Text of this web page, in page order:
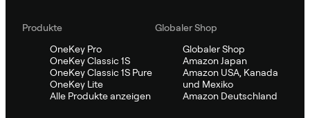
Produkte
OneKey Pro
OneKey Classic 1S
OneKey Classic 1S Pure
OneKey Lite
Alle Produkte anzeigen
Globaler Shop
Globaler Shop
Amazon Japan
Amazon USA, Kanada
und Mexiko
Amazon Deutschland